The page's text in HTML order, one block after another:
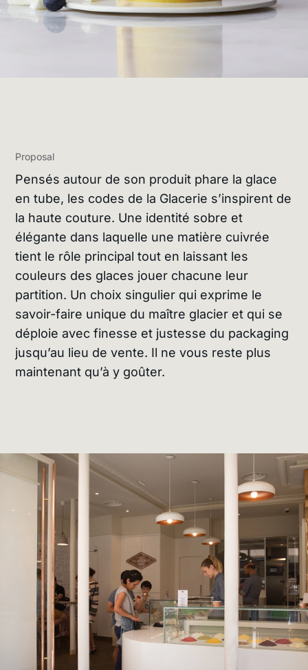
Proposal
Pensés autour de son produit phare la glace
en tube, les codes de la Glacerie s’inspirent de
la haute couture. Une identité sobre et
élégante dans laquelle une matière cuivrée
tient le rôle principal tout en laissant les
couleurs des glaces jouer chacune leur
partition. Un choix singulier qui exprime le
savoir-faire unique du maître glacier et qui se
déploie avec finesse et justesse du packaging
jusqu’au lieu de vente. Il ne vous reste plus
maintenant qu’à y goûter.